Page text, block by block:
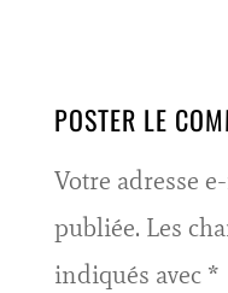
POSTER LE
Votre adresse
publiée. Les
indiqués avec *